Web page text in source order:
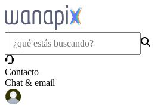
Contacto
Chat & email